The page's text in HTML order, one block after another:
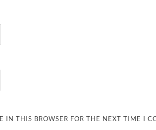
IN THIS BROWSER FOR THE NEXT TIME I